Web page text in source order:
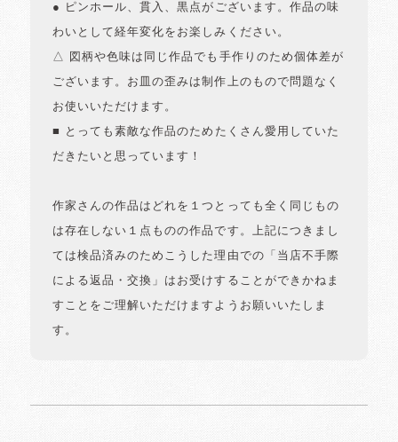
● ピンホール、貫入、黒点がございます。作品の味
わいとして経年変化をお楽しみください。
△ 図柄や色味は同じ作品でも手作りのため個体差が
ございます。お皿の歪みは制作上のもので問題なく
お使いいただけます。
■ とっても素敵な作品のためたくさん愛用していた
だきたいと思っています！
作家さんの作品はどれを１つとっても全く同じもの
は存在しない１点ものの作品です。上記につきまし
ては検品済みのためこうした理由での「当店不手際
による返品・交換」はお受けすることができかねま
すことをご理解いただけますようお願いいたしま
す。